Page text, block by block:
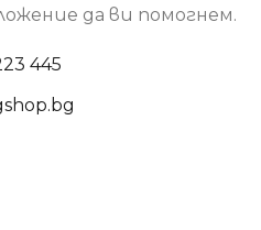
да ви помогнем.
445